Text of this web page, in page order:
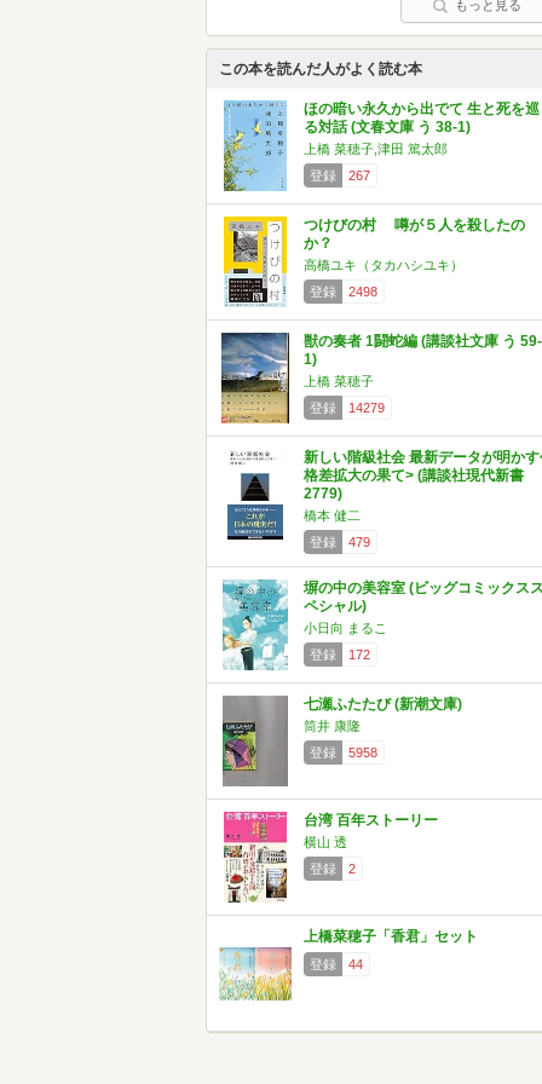
もっと見る
この本を読んだ人がよく読む本
ほの暗い永久から出でて 生と死を巡
る対話 (文春文庫 う 38-1)
上橋 菜穂子,津田 篤太郎
登録
267
つけびの村 噂が５人を殺したの
か？
高橋ユキ（タカハシユキ）
登録
2498
獣の奏者 1闘蛇編 (講談社文庫 う 59-
1)
上橋 菜穂子
登録
14279
新しい階級社会 最新データが明かす
格差拡大の果て> (講談社現代新書
2779)
橋本 健二
登録
479
塀の中の美容室 (ビッグコミックス
ペシャル)
小日向 まるこ
登録
172
七瀬ふたたび (新潮文庫)
筒井 康隆
登録
5958
台湾 百年ストーリー
横山 透
登録
2
上橋菜穂子「香君」セット
登録 44